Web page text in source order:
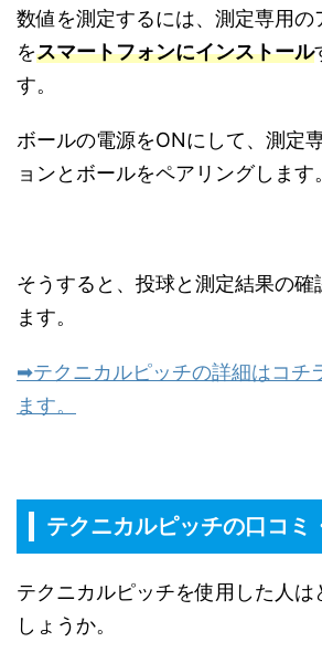
数値を測定するには、測定専用の
をスマートフォンにインストール
す。
ボールの電源をONにして、測定
ョンとボールをペアリングします。
そうすると、投球と測定結果の
ます。
➡テクニカルピッチの詳細はコチ
ます。
テクニカルピッチの口コミ
テクニカルピッチを使用した人
しょうか。